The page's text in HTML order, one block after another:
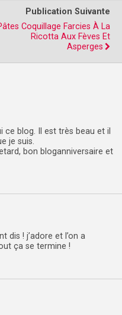
Publication Suivante
Coquillage Farcies À La
Ricotta Aux Fèves Et
Asperges
ce blog. Il est très beau et il
je suis.
bon bloganniversaire et
dis ! j’adore et l’on a
ça se termine !